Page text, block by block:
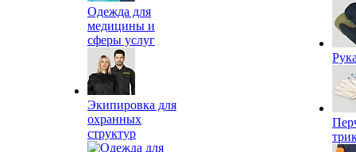
Одежда для
медицины и
сферы услуг
Экипировка для
охранных
структур